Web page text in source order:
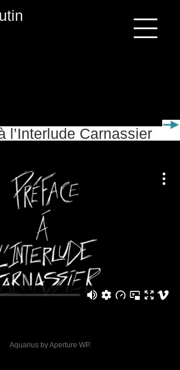
l’Interlude Carnassier
Aquarius byAperture WP.